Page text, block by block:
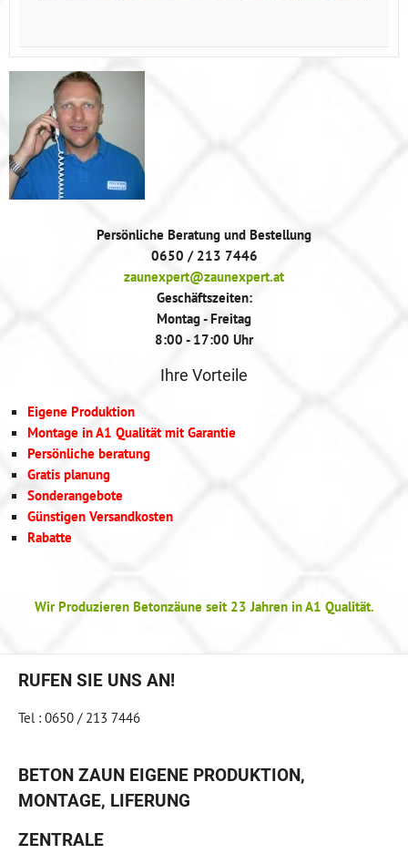
Persönliche Beratung und Bestellung
0650 / 213 7446
zaunexpert@zaunexpert.at
Geschäftszeiten:
Montag - Freitag
8:00 - 17:00 Uhr
Ihre Vorteile
Eigene Produktion
Montage in A1 Qualität mit Garantie
Persönliche beratung
Gratis planung
Sonderangebote
Günstigen Versandkosten
Rabatte
Wir Produzieren Betonzäune seit 23 Jahren in A1 Qualität.
RUFEN SIE UNS AN!
Tel : 0650 / 213 7446
BETON ZAUN EIGENE PRODUKTION,
MONTAGE, LIFERUNG
ZENTRALE